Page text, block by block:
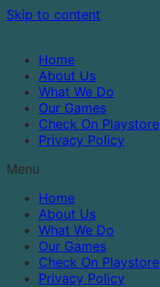
Skip to content
Home
About Us
What We Do
Our Games
Check On Playstore
Privacy Policy
Menu
Home
About Us
What We Do
Our Games
Check On Playstore
Privacy Policy